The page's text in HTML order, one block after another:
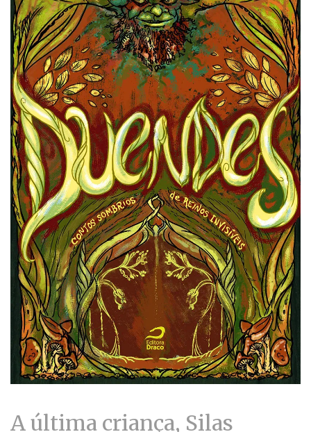
A última criança, Silas